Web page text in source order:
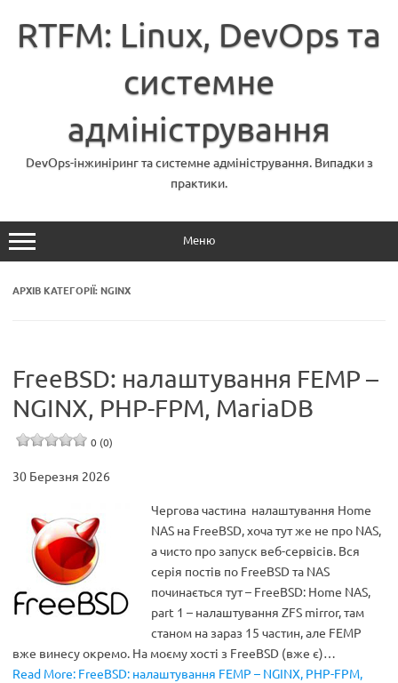
вмістуRTFM: Linux, DevOps та
системне
адміністрування
DevOps-інжиніринг та системне адміністрування. Випадки з
практики.
Меню
АРХІВ КАТЕГОРІЇ: NGINX
FreeBSD: налаштування FEMP –
NGINX, PHP-FPM, MariaDB
0 (0)
30 Березня 2026
Чергова частина налаштування Home
NAS на FreeBSD, хоча тут же не про NAS,
а чисто про запуск веб-сервісів. Вся
серія постів по FreeBSD та NAS
починається тут – FreeBSD: Home NAS,
part 1 – налаштування ZFS mirror, там
станом на зараз 15 частин, але FEMP
вже винесу окремо. На моєму хості з FreeBSD (вже є)…
Read More: FreeBSD: налаштування FEMP – NGINX, PHP-FPM,